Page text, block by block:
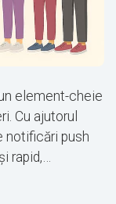
element-cheie
Cu ajutorul
notificări push
rapid,…